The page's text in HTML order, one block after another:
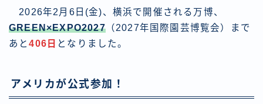
2026年2月6日(金)、横浜で開催される万博、
GREEN×EXPO2027（2027年国際園芸博覧会）まで
あと406日 となりました。
アメリカが公式参加！